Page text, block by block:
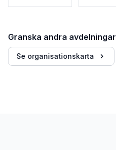
Granska andra avdelningar
Se organisationskarta